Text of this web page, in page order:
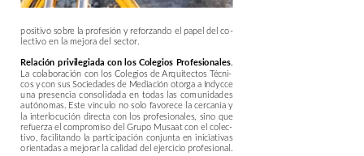
positivo sobre la profesión yreforzando elpapel del co-
lectivo en la mejora del sector.
Relación privilegiada con los Colegios Profesionales.
La colaboración con los Colegios deArquitectos Técni-
cosyconsusSociedadesde Mediaciónotorgaa Indycce
una presencia consolidada en todas las comunidades
autónomas. Estevínculo nosolo favorece lacercanía y
la interlocución directa con los profesionales, sino que
refuerza elcompromiso delGrupo Musaatcon elcolec-
tivo, facilitando la participación conjunta en iniciativas
orientadasa mejorar lacalidaddel ejercicio profesional.